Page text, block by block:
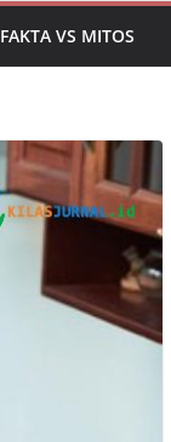
Mitos
Dokter
FAKTA VS MITOS